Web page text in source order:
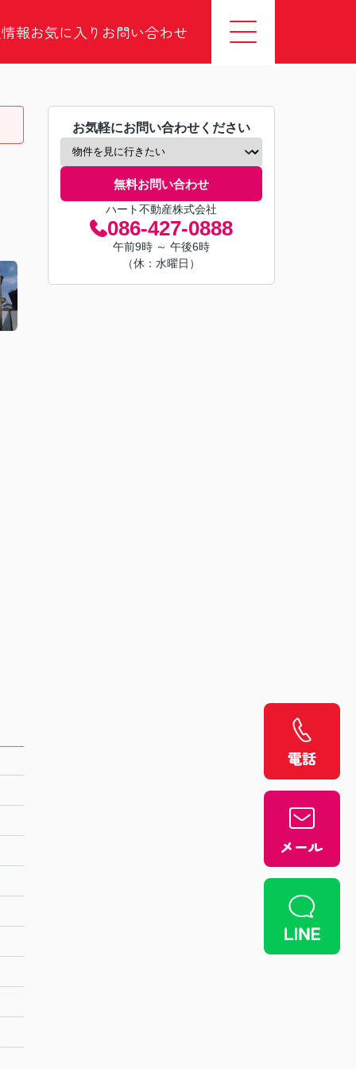
報お気に入り お問い合わせ
お気軽にお問い合わせください
無料お問い合わせ
ハート不動産株式会社
086-427-0888
午前9時 ～ 午後6時
（休：水曜日）